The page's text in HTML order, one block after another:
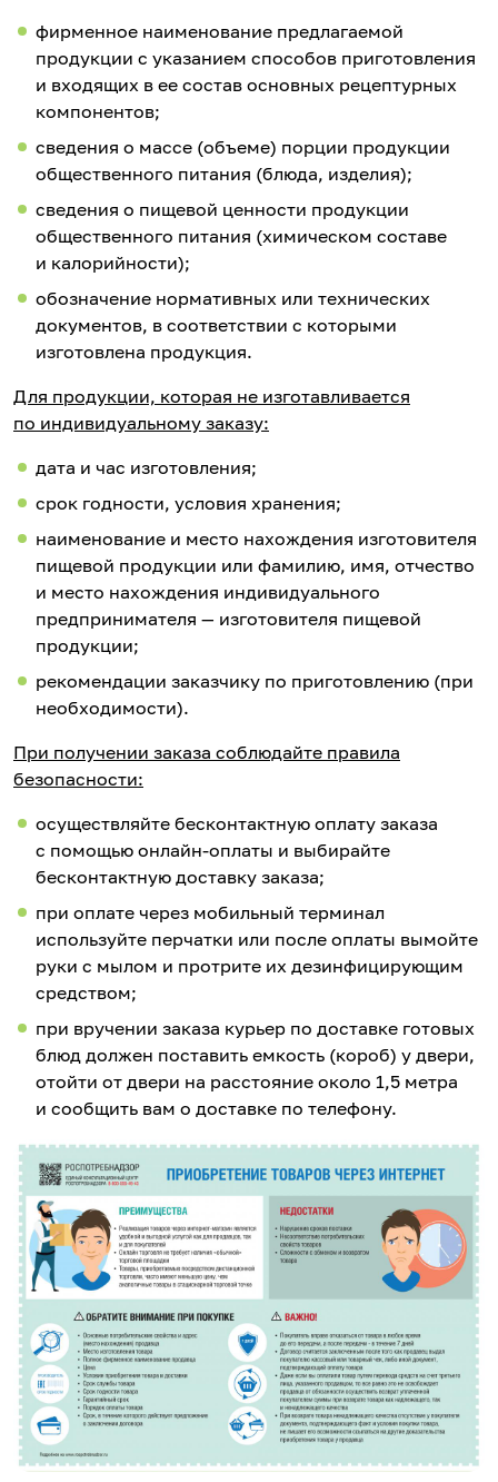
фирменное наименование предлагаемой
продукции с указанием способов приготовления
и входящих в ее состав основных рецептурных
компонентов;
сведения о массе (объеме) порции продукции
общественного питания (блюда, изделия);
сведения о пищевой ценности продукции
общественного питания (химическом составе
и калорийности);
обозначение нормативных или технических
документов, в соответствии с которыми
изготовлена продукция.
Для продукции, которая не изготавливается
по индивидуальному заказу:
дата и час изготовления;
срок годности, условия хранения;
наименование и место нахождения изготовителя
пищевой продукции или фамилию, имя, отчество
и место нахождения индивидуального
предпринимателя — изготовителя пищевой
продукции;
рекомендации заказчику по приготовлению (при
необходимости).
При получении заказа соблюдайте правила
безопасности:
осуществляйте бесконтактную оплату заказа
с помощью онлайн-оплаты и выбирайте
бесконтактную доставку заказа;
при оплате через мобильный терминал
используйте перчатки или после оплаты вымойте
руки с мылом и протрите их дезинфицирующим
средством;
при вручении заказа курьер по доставке готовых
блюд должен поставить емкость (короб) у двери,
отойти от двери на расстояние около 1,5 метра
и сообщить вам о доставке по телефону.